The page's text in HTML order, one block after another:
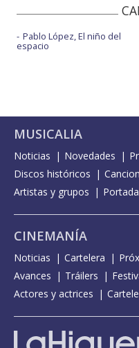
Pablo López, El niño del
espacio
MUSICALIA
Noticias Novedades
Discos históricos
Artistas y grupos
CINEMANÍA
Noticias Cartelera
Avances
Tráilers
Actores y actrices